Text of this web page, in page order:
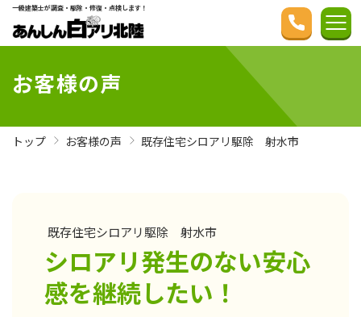
一級建築士が調査・駆除・修復・点検します！
お客様の声
トップ お客様の声 既存住宅シロアリ駆除 射水市
既存住宅シロアリ駆除 射水市
シロアリ発生のない安心
感を継続したい！